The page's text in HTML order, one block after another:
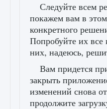
Следуйте всем
покажем вам в
конкретного
Попробуйте их все
них, надеюсь,
Вам придется
закрыть
изменений снова
продолжите